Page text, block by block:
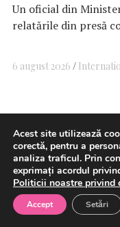
Un oficial din
relatările din presă
6 august 2026
STB:
insolvenţă
analizată şi
judecătorul-
Acest site utilizează
corectă, pentru a
analiza traficul. Prin
exprimați acordul
Politicii noastre privind
Accept Setări